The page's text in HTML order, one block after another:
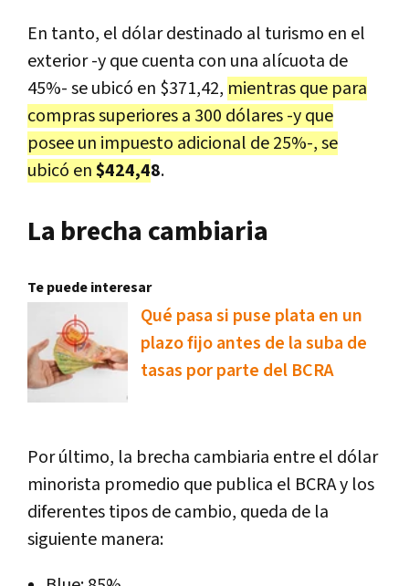
En tanto, el dólar destinado al turismo en el
exterior -y que cuenta con una alícuota de
45%- se ubicó en $371,42, mientras que para
compras superiores a 300 dólares -y que
posee un impuesto adicional de 25%-, se
ubicó en$424,48.
La brecha cambiaria
Te puede interesar
Qué pasa si puse plata en un
plazo fijo antes de la suba de
tasas por parte del BCRA
Por último, la brecha cambiaria entre el dólar
minorista promedio que publica el BCRA y los
diferentes tipos de cambio, queda de la
siguiente manera: